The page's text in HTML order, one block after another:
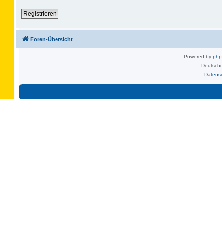
Registrieren
Foren-Übersicht
Powered by